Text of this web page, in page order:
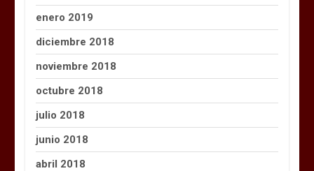
enero 2019
diciembre 2018
noviembre 2018
octubre 2018
julio 2018
junio 2018
abril 2018